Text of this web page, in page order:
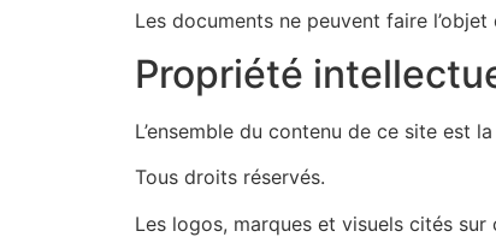
Les documents ne peuvent faire
Propriété
L’ensemble du contenu de ce site est
Tous droits réservés.
Les logos, marques et visuels cités